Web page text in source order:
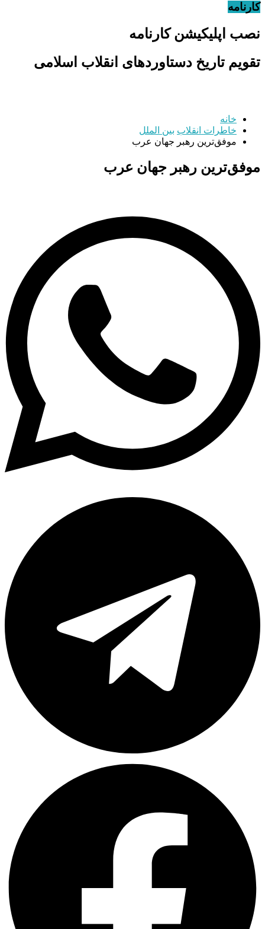
کارنامه
نصب اپلیکیشن کارنامه
تقویم تاریخ دستاوردهای انقلاب اسلامی
خانه
خاطرات انقلاب بین الملل
موفق‌ترین رهبر جهان عرب
موفق‌ترین رهبر جهان عرب